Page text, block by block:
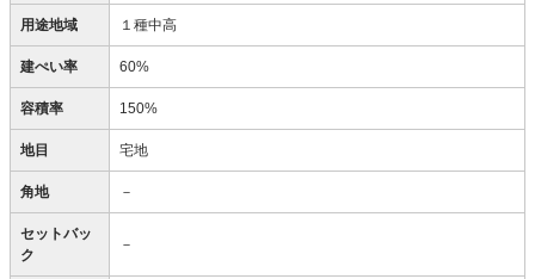
用途地域 １種中高
建ぺい率 60%
容積率 150%
地目 宅地
角地 －
セットバッ
ク
－